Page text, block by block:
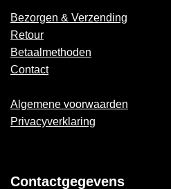
Bezorgen & Verzending
Retour
Betaalmethoden
Contact
Algemene voorwaarden
Privacyverklaring
Contactgegevens